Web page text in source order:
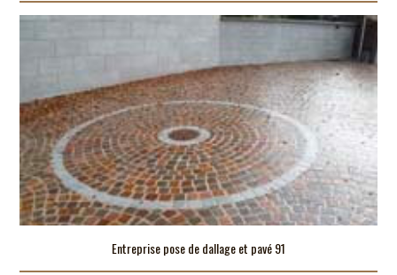
Entreprise pose de dallage et pavé 91